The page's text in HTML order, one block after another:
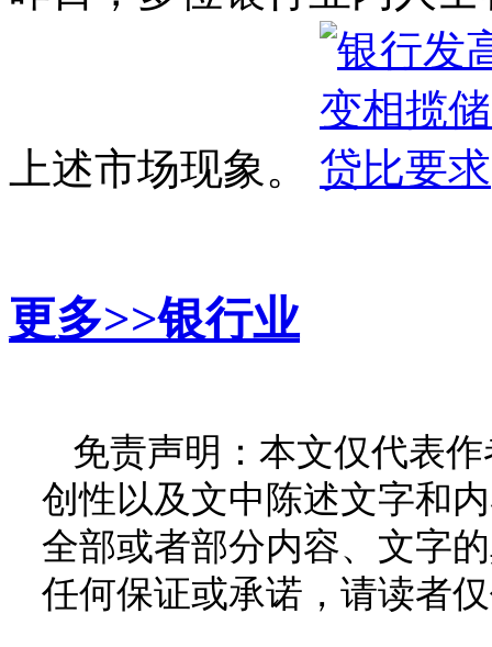
上述市场现象。
更多>>银行业
免责声明：本文仅代表
创性以及文中陈述文字和
全部或者部分内容、文字
任何保证或承诺，请读者